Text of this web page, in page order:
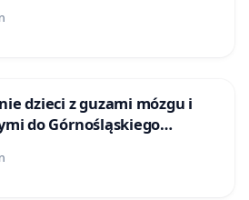
dzieci z guzami mózgu i
do Górnośląskiego
w Katowicach